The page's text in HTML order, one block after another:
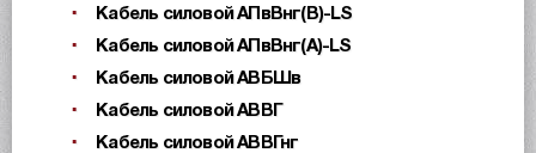
Кабель силовой АПвВнг(B)-LS
Кабель силовой АПвВнг(A)-LS
Кабель силовой АВБШв
Кабель силовой АВВГ
Кабель силовой АВВГнг